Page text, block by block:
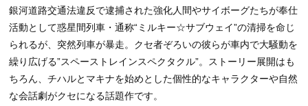
銀河道路交通法違反で逮捕された強化人間やサイボーグたちが奉仕
活動として惑星間列車・通称“ミルキー☆サブウェイ”の清掃を命じ
られるが、突然列車が暴走。クセ者ぞろいの彼らが車内で大騒動を
繰り広げる”スペーストレインスペクタクル”。ストーリー展開はも
ちろん、チハルとマキナを始めとした個性的なキャラクターや自然
な会話劇がクセになる話題作です。